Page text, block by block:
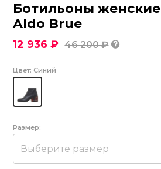
Ботильоны женские
Aldo Brue
12 936 ₽ 46 200 ₽
Цвет: Синий
Размер:
Выберите размер